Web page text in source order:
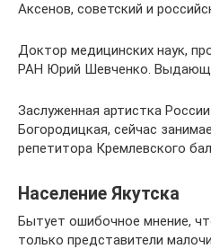
Аксенов, советский и
Доктор медицинских наук,
РАН Юрий Шевченко.
Заслуженная артистка
Богородицкая, сейчас
репетитора Кремлевского
Население Якутска
Бытует ошибочное мнение,
только представители